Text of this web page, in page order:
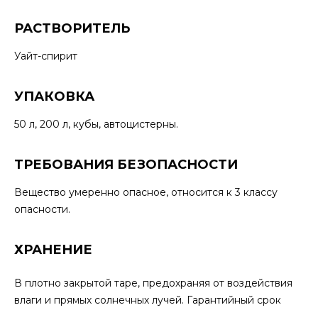
РАСТВОРИТЕЛЬ
Уайт-спирит
УПАКОВКА
50 л, 200 л, кубы, автоцистерны.
ТРЕБОВАНИЯ БЕЗОПАСНОСТИ
Вещество умеренно опасное, относится к 3 классу
опасности.
ХРАНЕНИЕ
В плотно закрытой таре, предохраняя от воздействия
влаги и прямых солнечных лучей. Гарантийный срок